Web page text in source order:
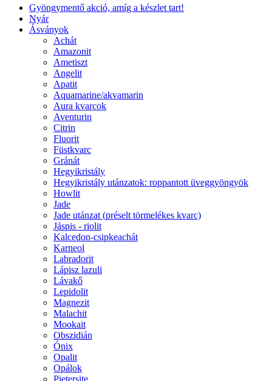
Gyöngymentő akció, amíg a készlet tart!
Nyár
Ásványok
Achát
Amazonit
Ametiszt
Angelit
Apatit
Aquamarine/akvamarin
Aura kvarcok
Aventurin
Citrin
Fluorit
Füstkvarc
Gránát
Hegyikristály
Hegyikristály utánzatok: roppantott üveggyöngyök
Howlit
Jade
Jade utánzat (préselt törmelékes kvarc)
Jáspis - riolit
Kalcedon-csipkeachát
Karneol
Labradorit
Lápisz lazuli
Lávakő
Lepidolit
Magnezit
Malachit
Mookait
Obszidián
Ónix
Opalit
Opálok